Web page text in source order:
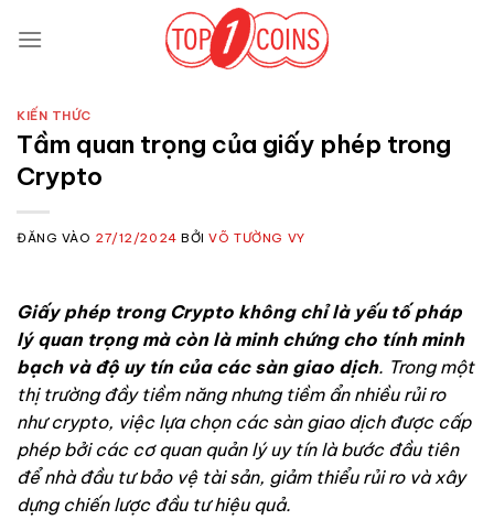
qua
KIẾN THỨC
Tầm quan trọng của giấy phép trong
Crypto
ĐĂNG VÀO 27/12/2024 BỞIVÕ TƯỜNG VY
Giấy phép trong Crypto không chỉ là yếu tố pháp
lý quan trọng mà còn là minh chứng cho tính minh
bạch và độ uy tín của các sàn giao dịch. Trong một
thị trường đầy tiềm năng nhưng tiềm ẩn nhiều rủi ro
như crypto, việc lựa chọn các sàn giao dịch được cấp
phép bởi các cơ quan quản lý uy tín là bước đầu tiên
để nhà đầu tư bảo vệ tài sản, giảm thiểu rủi ro và xây
dựng chiến lược đầu tư hiệu quả.